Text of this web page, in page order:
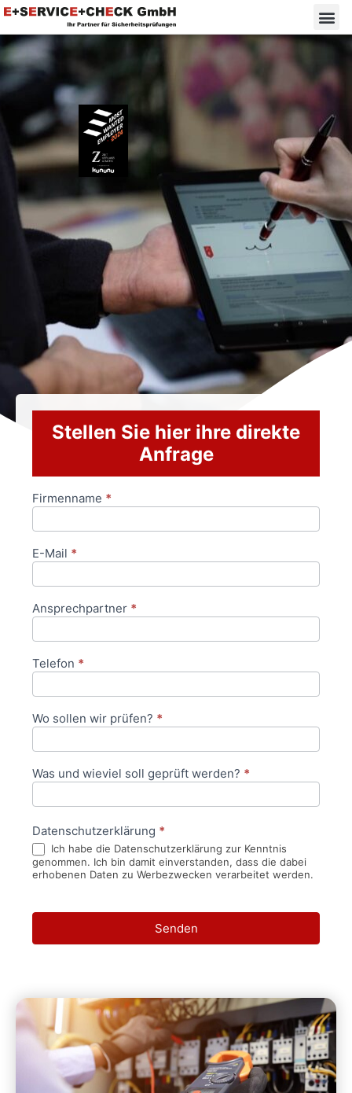
Stellen Sie hier ihre direkte
Anfrage
Anfrageformular
Firmenname *
E-Mail *
Ansprechpartner *
Telefon *
Wo sollen wir prüfen? *
Was und wieviel soll geprüft werden? *
Datenschutzerklärung *
Ich habe die Datenschutzerklärung zur Kenntnis
genommen. Ich bin damit einverstanden, dass die dabei
erhobenen Daten zu Werbezwecken verarbeitet werden.
Senden